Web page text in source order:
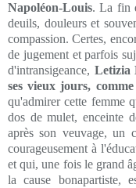
Napoléon-Louis. La fin
deuils, douleurs et
compassion. Certes,
de jugement et parfois
d'intransigeance, Letizia
ses vieux jours,
qu'admirer cette femme
dos de mulet, enceinte
après son veuvage, un
courageusement à
et qui, une fois le grand
la cause bonapartiste,